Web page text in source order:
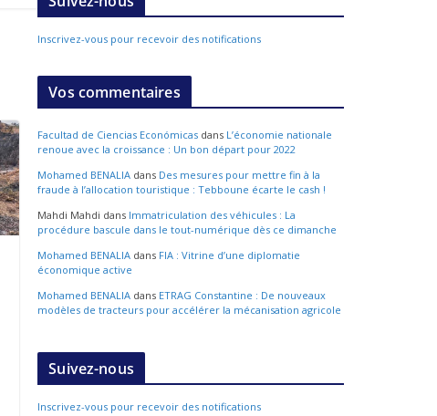
Inscrivez-vous pour recevoir des notifications
Vos commentaires
Facultad de Ciencias Económicas dans L’économie nationale
renoue avec la croissance : Un bon départ pour 2022
Mohamed BENALIA dans Des mesures pour mettre fin à la
fraude à l’allocation touristique : Tebboune écarte le cash !
Mahdi Mahdi dans Immatriculation des véhicules : La
procédure bascule dans le tout-numérique dès ce dimanche
Mohamed BENALIA dans FIA : Vitrine d’une diplomatie
économique active
Mohamed BENALIA dans ETRAG Constantine : De nouveaux
modèles de tracteurs pour accélérer la mécanisation agricole
Suivez-nous
Inscrivez-vous pour recevoir des notifications